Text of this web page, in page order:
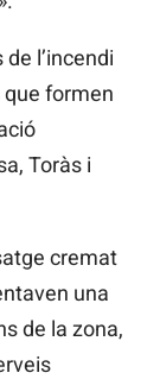
l’incendi
que formen
Toràs i
cremat
una
de la zona,